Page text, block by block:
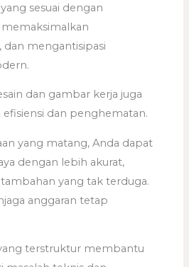
sesuai dengan
dan mengantisipasi
dan gambar kerja juga
dan penghematan.
yang matang, Anda dapat
dengan lebih akurat,
yang tak terduga.
anggaran tetap
terstruktur membantu